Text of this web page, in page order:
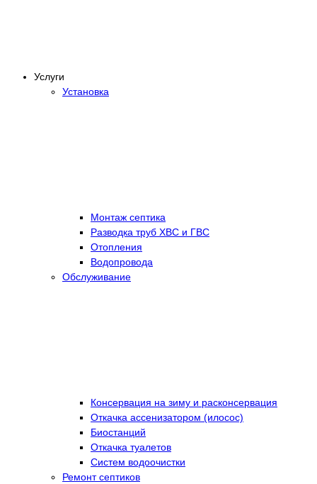
Услуги
Установка
Монтаж септика
Разводка труб ХВС и ГВС
Отопления
Водопровода
Обслуживание
Консервация на зиму и расконсервация
Откачка ассенизатором (илосос)
Биостанций
Откачка туалетов
Систем водоочистки
Ремонт септиков